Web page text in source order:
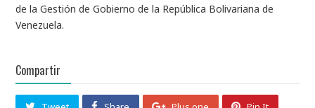
de la Gestión de Gobierno de la República Bolivariana de
Venezuela.
Compartir